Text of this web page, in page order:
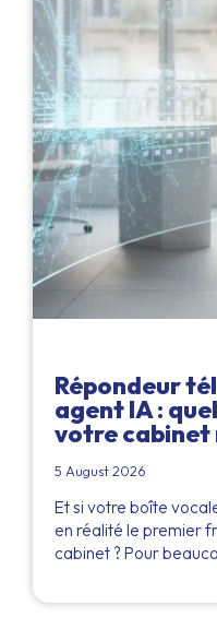
Répondeur
agent IA :
votre cabinet
5 August 2026
Et si votre boîte
en réalité le premier
cabinet ? Pour